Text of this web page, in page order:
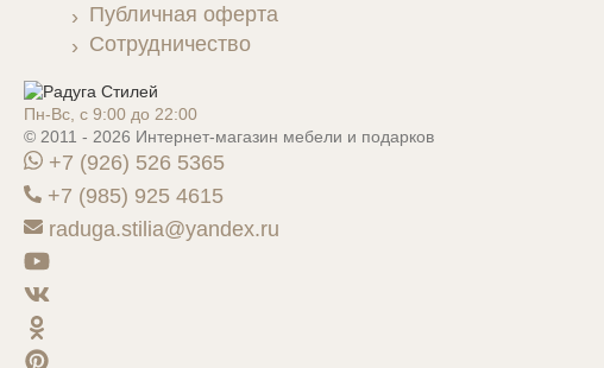
Публичная оферта
Сотрудничество
Пн-Вс, с 9:00 до 22:00
© 2011 - 2026 Интернет-магазин мебели и подарков
+7 (926) 526 5365
+7 (985) 925 4615
raduga.stilia@yandex.ru